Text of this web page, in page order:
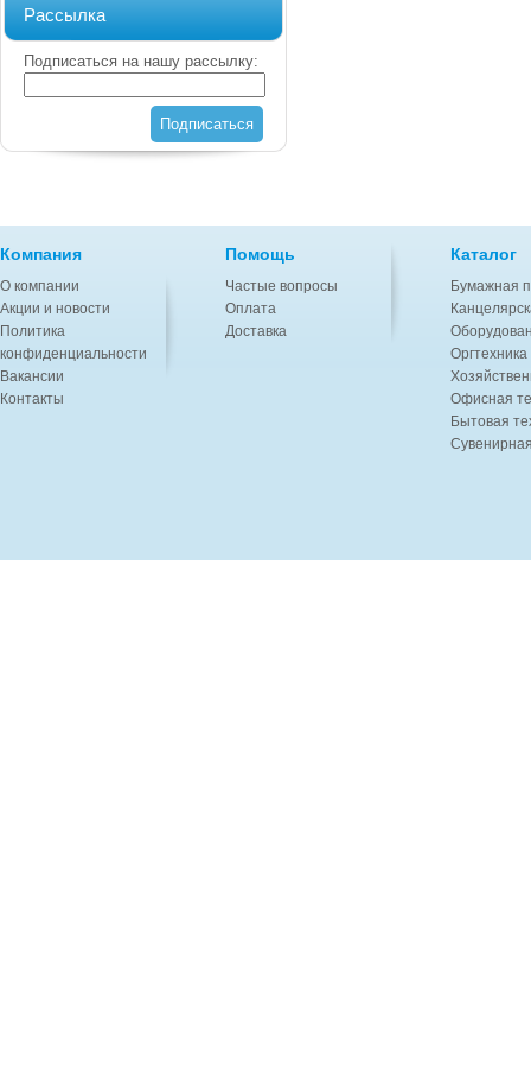
Рассылка
Подписаться на нашу рассылку:
Подписаться
Компания
О компании
Акции и новости
Политика
конфиденциальности
Вакансии
Контакты
Помощь
Частые вопросы
Оплата
Доставка
Каталог
Бумажная
Офисная
Бытовая